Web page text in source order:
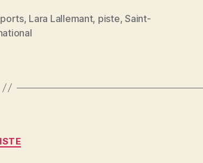
, Lara Lallemant, piste,Saint-
Catégories